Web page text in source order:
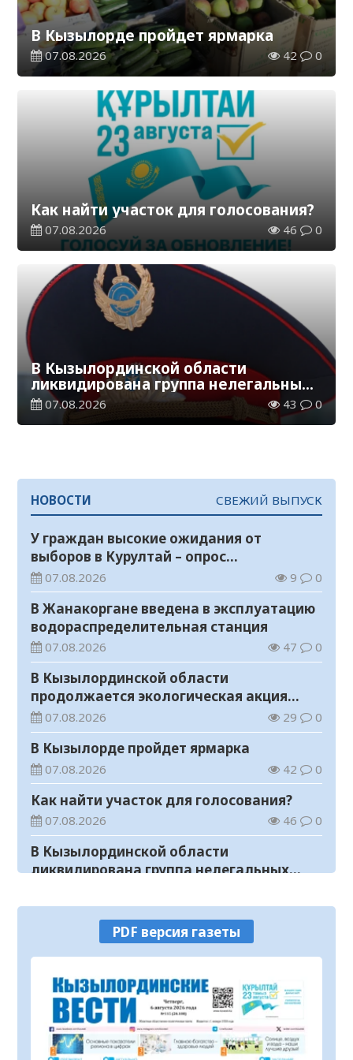
В Кызылорде пройдет ярмарка
07.08.2026 42 0
Как найти участок для голосования?
07.08.2026 46 0
В Кызылординской области
ликвидирована группа нелегальных
добытчиков золота
07.08.2026 43 0
НОВОСТИ СВЕЖИЙ ВЫПУСК
У граждан высокие ожидания от
выборов в Курултай – опрос
общественного мнения
07.08.2026 9 0
В Жанакоргане введена в эксплуатацию
водораспределительная станция
07.08.2026 47 0
В Кызылординской области
продолжается экологическая акция
«Таза Қазақстан»
07.08.2026 29 0
В Кызылорде пройдет ярмарка
07.08.2026 42 0
Как найти участок для голосования?
07.08.2026 46 0
В Кызылординской области
ликвидирована группа нелегальных
Аким области ознакомился с работой
племенного хозяйства в
Жанакорганском районе
07.08.2026 81 0
В Кызылординской области пройдут
мероприятия, посвященные
Международному дню молодежи
07.08.2026 36
PDF версия газеты